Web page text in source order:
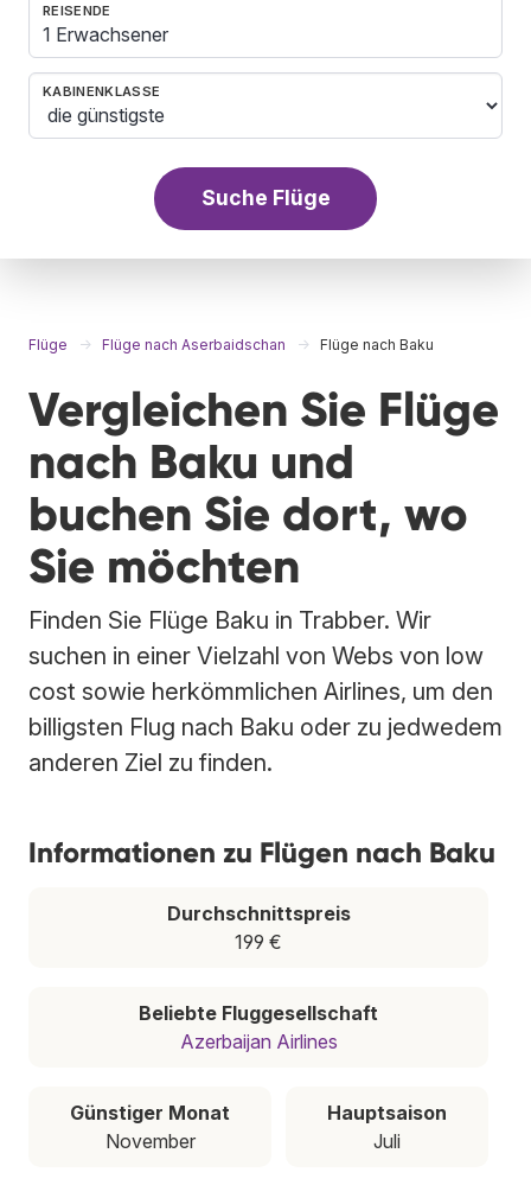
REISENDE
1 Erwachsener
KABINENKLASSE
Suche Flüge
Flüge Flüge nach Aserbaidschan Flüge nach Baku
Vergleichen Sie Flüge
nach Baku und
buchen Sie dort, wo
Sie möchten
Finden Sie Flüge Baku in Trabber. Wir
suchen in einer Vielzahl von Webs von low
cost sowie herkömmlichen Airlines, um den
billigsten Flug nach Baku oder zu jedwedem
anderen Ziel zu finden.
Informationen zu Flügen nach Baku
Durchschnittspreis
199 €
Beliebte Fluggesellschaft
Azerbaijan Airlines
Günstiger Monat
November
Hauptsaison
Juli